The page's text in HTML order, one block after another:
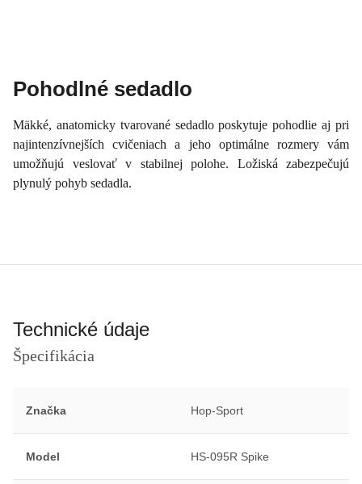
Pohodlné sedadlo
Mäkké, anatomicky tvarované sedadlo poskytuje pohodlie aj pri
najintenzívnejších cvičeniach a jeho optimálne rozmery vám
umožňujú veslovať v stabilnej polohe. Ložiská zabezpečujú
plynulý pohyb sedadla.
Technické údaje
Špecifikácia
Značka Hop-Sport
Model HS-095R Spike